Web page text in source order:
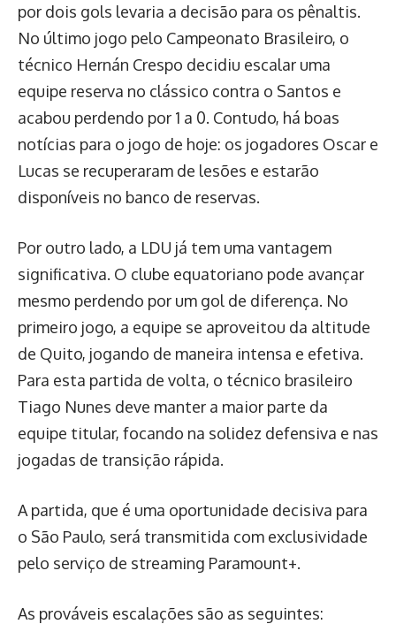
por dois gols levaria a decisão para os pênaltis.
No último jogo pelo Campeonato Brasileiro, o
técnico Hernán Crespo decidiu escalar uma
equipe reserva no clássico contra o Santos e
acabou perdendo por 1 a 0. Contudo, há boas
notícias para o jogo de hoje: os jogadores Oscar e
Lucas se recuperaram de lesões e estarão
disponíveis no banco de reservas.
Por outro lado, a LDU já tem uma vantagem
significativa. O clube equatoriano pode avançar
mesmo perdendo por um gol de diferença. No
primeiro jogo, a equipe se aproveitou da altitude
de Quito, jogando de maneira intensa e efetiva.
Para esta partida de volta, o técnico brasileiro
Tiago Nunes deve manter a maior parte da
equipe titular, focando na solidez defensiva e nas
jogadas de transição rápida.
A partida, que é uma oportunidade decisiva para
o São Paulo, será transmitida com exclusividade
pelo serviço de streaming Paramount+.
As prováveis escalações são as seguintes: